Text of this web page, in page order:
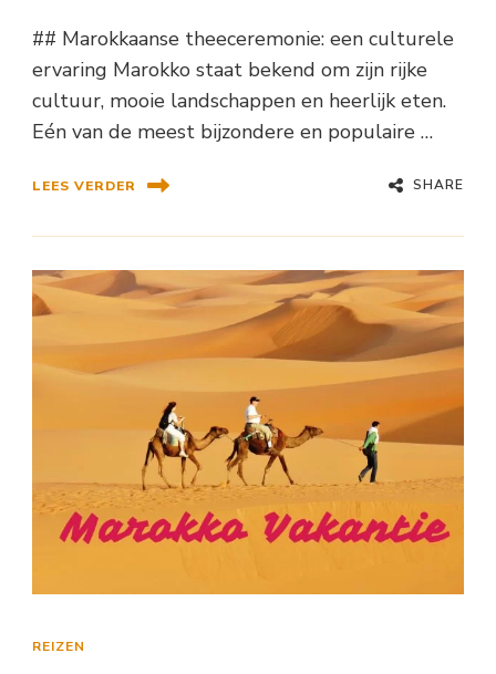
## Marokkaanse theeceremonie: een culturele
ervaring Marokko staat bekend om zijn rijke
cultuur, mooie landschappen en heerlijk eten.
Eén van de meest bijzondere en populaire …
LEES VERDER SHARE
REIZEN